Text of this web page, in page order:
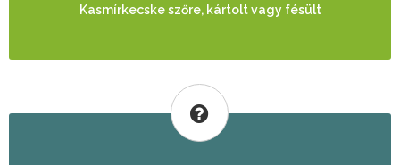
Kasmírkecske szőre, kártolt vagy fésült